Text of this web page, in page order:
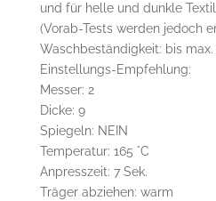
und für helle und dunkle
(Vorab-Tests werden jedoch
Waschbeständigkeit: bis max.
Einstellungs-Empfehlung:
Messer: 2
Dicke: 9
Spiegeln: NEIN
Temperatur: 165 °C
Anpresszeit: 7 Sek.
Träger abziehen: warm